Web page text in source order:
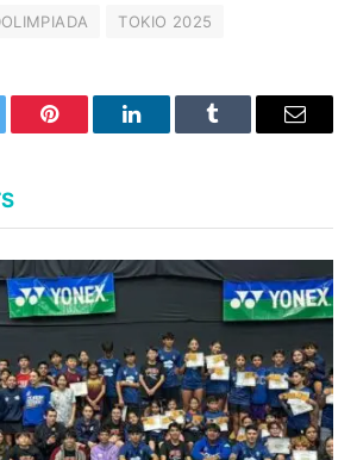
TOKIO 2025
Pinterest LinkedInTumblr Email